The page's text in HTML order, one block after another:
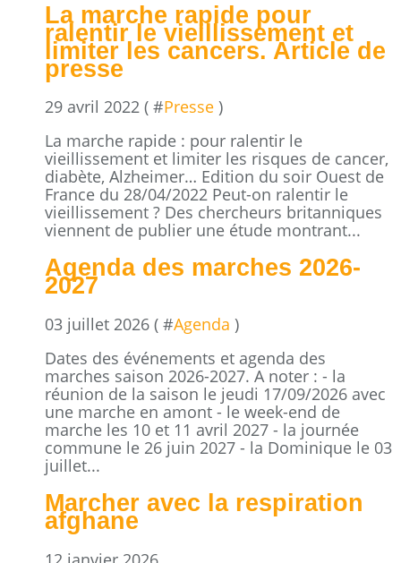
La marche rapide pour
ralentir le vieillissement et
limiter les cancers. Article de
presse
29 avril 2022 ( #Presse )
La marche rapide : pour ralentir le
vieillissement et limiter les risques de cancer,
diabète, Alzheimer… Edition du soir Ouest de
France du 28/04/2022 Peut-on ralentir le
vieillissement ? Des chercheurs britanniques
viennent de publier une étude montrant...
Agenda des marches 2026-
2027
03 juillet 2026 ( #Agenda )
Dates des événements et agenda des
marches saison 2026-2027. A noter : - la
réunion de la saison le jeudi 17/09/2026 avec
une marche en amont - le week-end de
marche les 10 et 11 avril 2027 - la journée
commune le 26 juin 2027 - la Dominique le 03
juillet...
Marcher avec la respiration
afghane